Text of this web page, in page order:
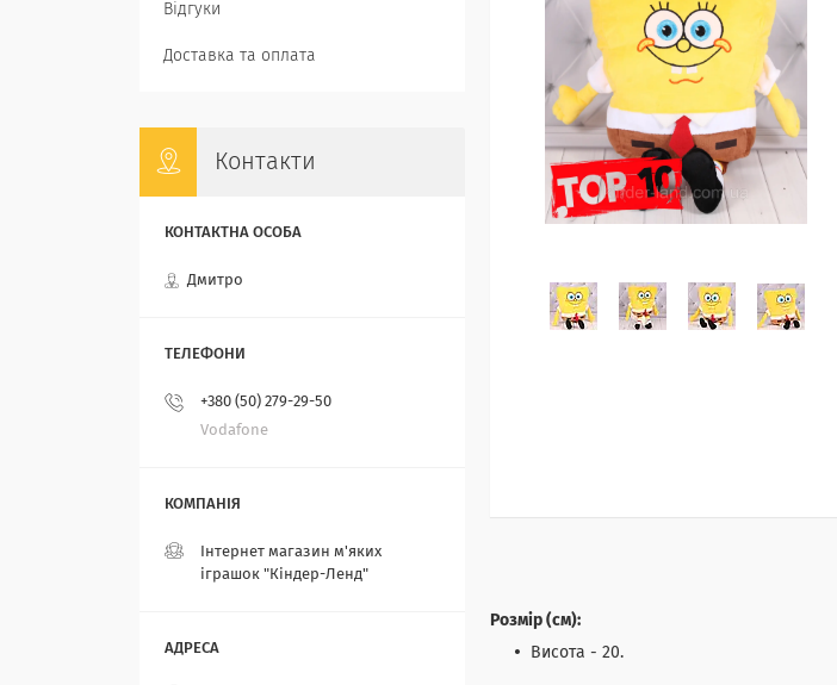
Розмір (см):
Висота - 20.
Відгуки
Доставка та оплата
Контакти
Дмитро
+380 (50) 279-29-50
Vodafone
Інтернет магазин м'яких
іграшок "Кіндер-Ленд"